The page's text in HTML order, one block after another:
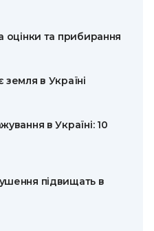
оцінки та прибирання
земля в Україні
в Україні: 10
підвищать в